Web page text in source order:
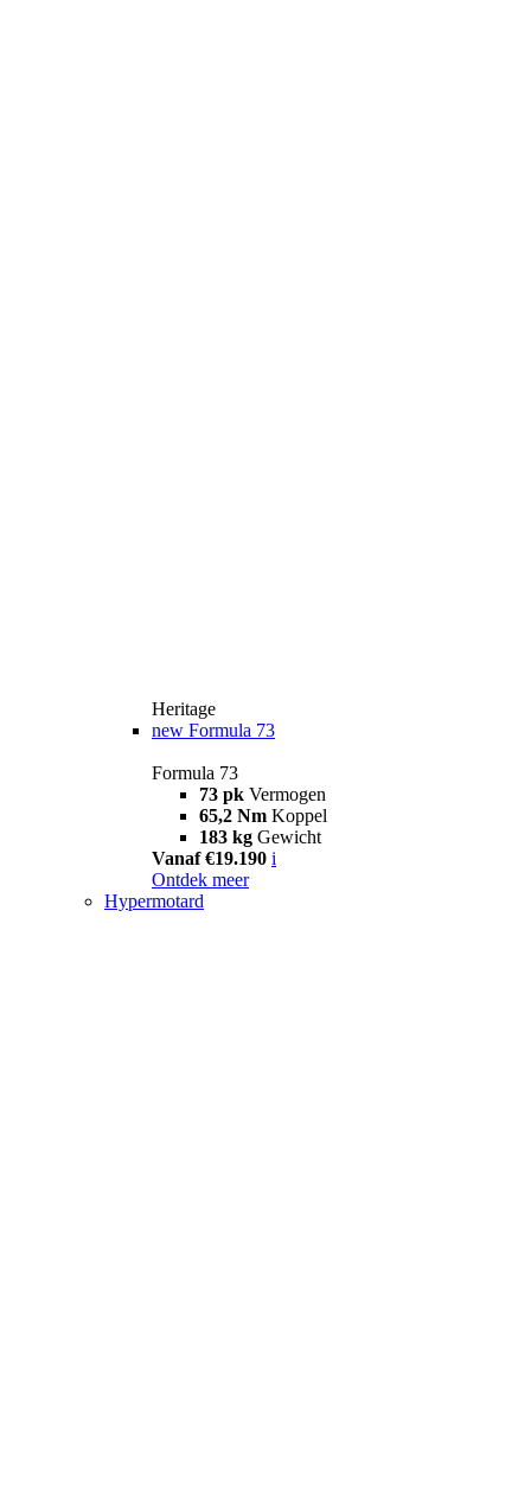
Heritage
new Formula 73
Formula 73
73 pk Vermogen
65,2 Nm Koppel
183 kg Gewicht
Vanaf €19.190 i
Ontdek meer
Hypermotard